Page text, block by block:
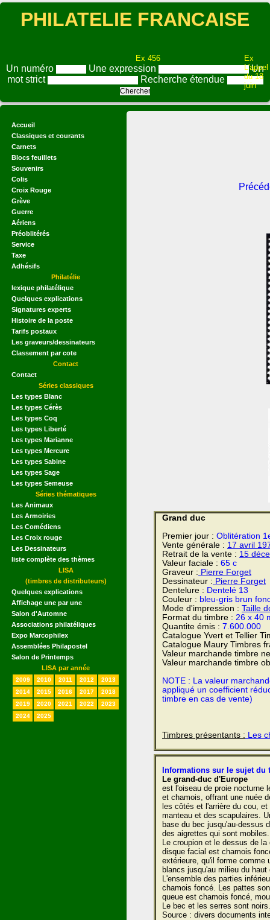
PHILATELIE FRANCAISE
Ex 456
Ex
L'appel
du 18
juin
Un numéro Une expression
Un
mot strict
Recherche étendue
Accueil
Classiques et courants
Carnets
Blocs feuillets
Souvenirs
Colis
Croix Rouge
Grève
Guerre
Aériens
Préoblitérés
Service
Taxe
Adhésifs
Philatélie
lexique philatélique
Quelques explications
Signatures experts
Histoire de la poste
Tarifs postaux
Les graveurs/dessinateurs
Classement par cote
Contact
Contact
Séries classiques
Les types Blanc
Les types Cérès
Les types Coq
Les types Liberté
Les types Marianne
Les types Mercure
Les types Sabine
Les types Sage
Les types Semeuse
Séries thématiques
Les Animaux
Les Armoiries
Les Comédiens
Les Croix rouge
Les Dessinateurs
liste complète des thèmes
LISA
(timbres de distributeurs)
Quelques explications
Affichage une par une
Salon d'Automne
Associations philatéliques
Expo Marcophilex
Assemblées Philapostel
Salon de Printemps
LISA par année
2009 2010 2011 2012
2013
2014
2015 2016 2017
2018
2019
2020 2021 2022
2023
2024
2025
Grand duc
Premier jour : Oblitération
Vente générale : 17 avril
Retrait de la vente : 15
Valeur faciale : 65 c
Graveur : Pierre Forget
Dessinateur : Pierre Forget
Dentelure : Dentelé 13
Couleur : bleu-gris brun
Mode d'impression : Taille
Format du timbre : 26 x 40
Quantite émis : 7.600.000
Catalogue Yvert et Tellier
Catalogue Maury Timbres
Valeur marchande timbre
Valeur marchande timbre
NOTE : La valeur
appliqué un coefficient
timbre en cas de vente)
Timbres présentants : Les
Informations sur le sujet du
Le grand-duc d'Europe
est l'oiseau de proie nocturne
et chamois, offrant une nuée
les côtés et l'arrière du cou,
manteau et des scapulaires.
base du bec jusqu'au-dessus
des aigrettes qui sont mobiles.
Le croupion et le dessus de
disque facial est chamois
extérieure, qu'il forme comme
blancs jusqu'au milieu du haut
L'ensemble des parties
chamois foncé. Les pattes
queue est chamois foncé,
Le bec et les serres sont
Source : divers documents